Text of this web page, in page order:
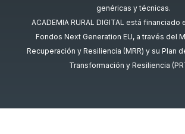
genéricas y técnicas.
ACADEMIA RURAL DIGITAL está financiado
Fondos Next Generation EU, a través del
Recuperación y Resiliencia (MRR) y su Plan
Transformación y Resiliencia